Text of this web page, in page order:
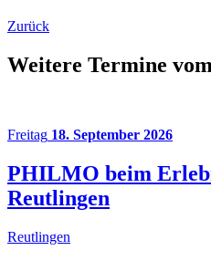
Zurück
Weitere Termine
Freitag 18. September 2026
PHILMO beim
Reutlingen
Reutlingen